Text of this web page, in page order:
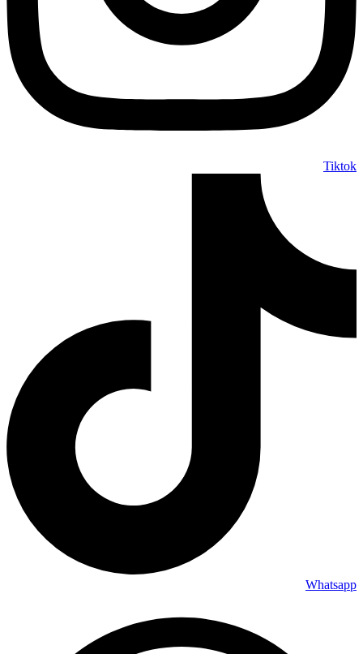
Tiktok
Whatsapp